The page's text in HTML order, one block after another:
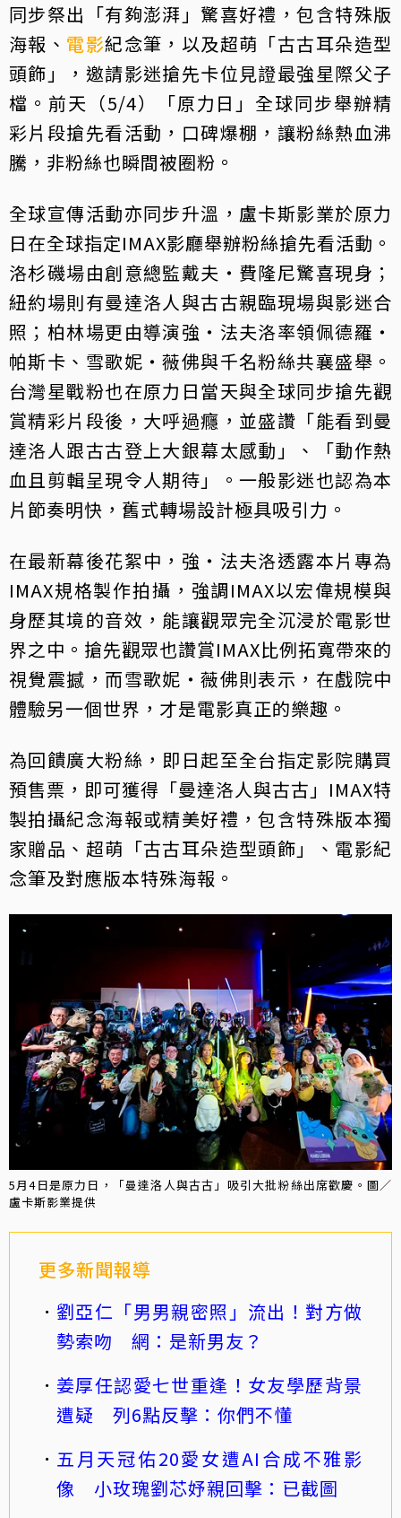
同步祭出「有夠澎湃」驚喜好禮，包含特殊版
海報、 電影紀念筆，以及超萌「古古耳朵造型
頭飾」，邀請影迷搶先卡位見證最強星際父子
檔。前天（5/4）「原力日」全球同步舉辦精
彩片段搶先看活動，口碑爆棚，讓粉絲熱血沸
騰，非粉絲也瞬間被圈粉。
全球宣傳活動亦同步升溫，盧卡斯影業於原力
日在全球指定IMAX影廳舉辦粉絲搶先看活動。
洛杉磯場由創意總監戴夫・費隆尼驚喜現身；
紐約場則有曼達洛人與古古親臨現場與影迷合
照；柏林場更由導演強・法夫洛率領佩德羅・
帕斯卡、雪歌妮・薇佛與千名粉絲共襄盛舉。
台灣星戰粉也在原力日當天與全球同步搶先觀
賞精彩片段後，大呼過癮，並盛讚「能看到曼
達洛人跟古古登上大銀幕太感動」、「動作熱
血且剪輯呈現令人期待」。一般影迷也認為本
片節奏明快，舊式轉場設計極具吸引力。
在最新幕後花絮中，強・法夫洛透露本片專為
IMAX規格製作拍攝，強調IMAX以宏偉規模與
身歷其境的音效，能讓觀眾完全沉浸於電影世
界之中。搶先觀眾也讚賞IMAX比例拓寬帶來的
視覺震撼，而雪歌妮・薇佛則表示，在戲院中
體驗另一個世界，才是電影真正的樂趣。
為回饋廣大粉絲，即日起至全台指定影院購買
預售票，即可獲得「曼達洛人與古古」IMAX特
製拍攝紀念海報或精美好禮，包含特殊版本獨
家贈品、超萌「古古耳朵造型頭飾」、電影紀
念筆及對應版本特殊海報。
5月4日是原力日，「曼達洛人與古古」吸引大批粉絲出席歡慶。圖／
盧卡斯影業提供
更多新聞報導
劉亞仁「男男親密照」流出！對方做
勢索吻 網：是新男友？
姜厚任認愛七世重逢！女友學歷背景
遭疑 列6點反擊：你們不懂
五月天冠佑20愛女遭AI合成不雅影
像 小玫瑰劉芯妤親回擊：已截圖